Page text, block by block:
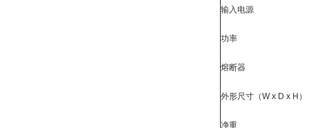
输入电源
功率
熔断器
外形尺寸（W x D x H）
净重